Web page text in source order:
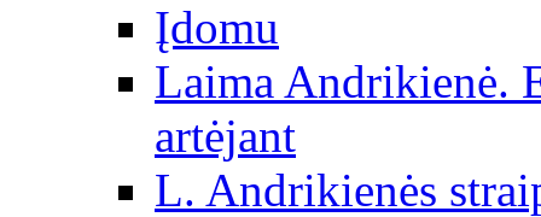
Įdomu
Laima Andrikienė.
artėjant
L. Andrikienės